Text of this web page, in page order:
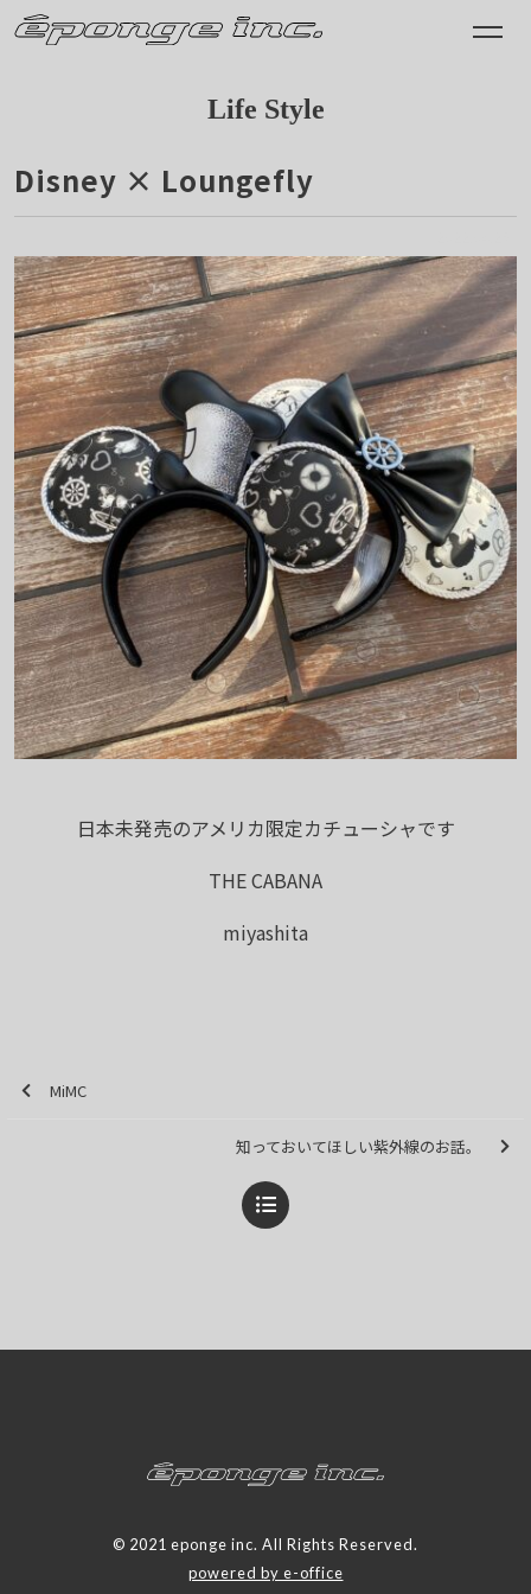
Life Style
Disney × Loungefly
日本未発売のアメリカ限定カチューシャです
THE CABANA
miyashita
MiMC
知っておいてほしい紫外線のお話。
© 2021 eponge inc. All Rights Reserved.
powered by e-office